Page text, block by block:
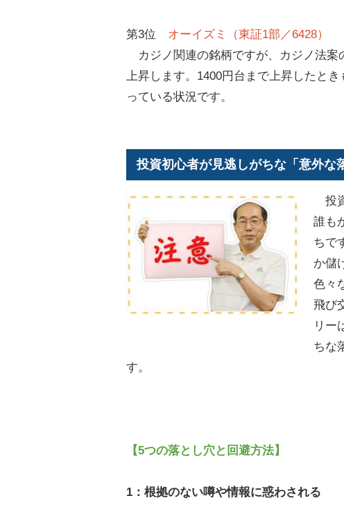
第3位 オーイズミ（東証1部／6428）
カジノ関連の銘柄ですが、カジノ法案
上昇します。1400円台まで上昇したと
っている状況です。
投資初心者が見逃しがちな「意外な
投
誰も
ちで
か儲
色々
飛び
リー
ちな
す。
【5つの落とし穴と回避方法】
1：根拠のない噂や情報に惑わされる